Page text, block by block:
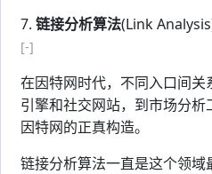
7. 链接分析算法(Link
[-]
在因特网时代，不同入口间
引擎和社交网站，到市场分
因特网的正真构造。
链接分析算法一直是这个领